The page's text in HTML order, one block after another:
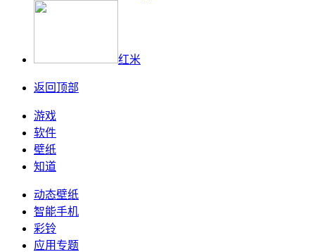
红米
返回顶部
游戏
软件
壁纸
知道
动态壁纸
智能手机
彩铃
应用专题